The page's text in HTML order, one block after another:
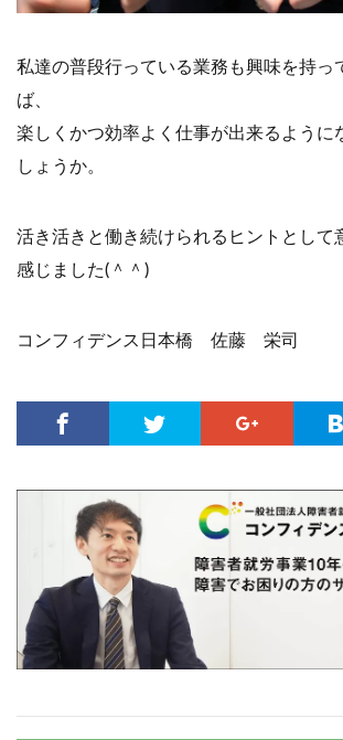
私達の普段行っている業務も興味を持っ
ば、
楽しくかつ効率よく仕事が出来るように
しょうか。
活き活きと働き続けられるヒントとして
感じました(＾＾)
コンフィデンス日本橋 佐藤 栄司